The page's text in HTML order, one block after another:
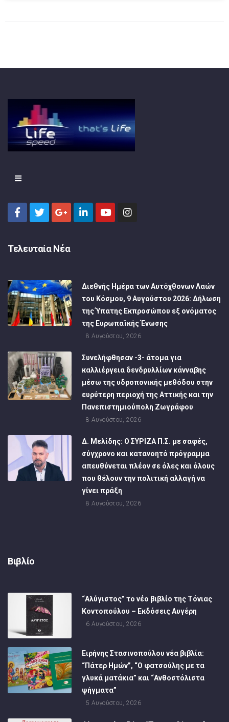
Τελευταία Νέα
Διεθνής Ημέρα των Αυτόχθονων Λαών
του Κόσμου, 9 Αυγούστου 2026: Δήλωση
της Ύπατης Εκπροσώπου εξ ονόματος
της Ευρωπαϊκής Ένωσης
8 Αυγούστου, 2026
Συνελήφθησαν -3- άτομα για
καλλιέργεια δενδρυλλίων κάνναβης
μέσω της υδροπονικής μεθόδου στην
ευρύτερη περιοχή της Αττικής και την
Πανεπιστημιούπολη Ζωγράφου
8 Αυγούστου, 2026
Δ. Μελίδης: Ο ΣΥΡΙΖΑ Π.Σ. με σαφές,
σύγχρονο και κατανοητό πρόγραμμα
απευθύνεται πλέον σε όλες και όλους
που θέλουν την πολιτική αλλαγή να
γίνει πράξη
8 Αυγούστου, 2026
Βιβλίο
“Αλύγιστος” το νέο βιβλίο της Τόνιας
Κοντοπούλου – Εκδόσεις Αυγέρη
6 Αυγούστου, 2026
Ειρήνης Στασινοπούλου νέα βιβλία:
“Πάτερ Ημών”, “Ο φατσούλης με τα
γλυκά ματάκια” και “Ανθοστόλιστα
ψήγματα”
5 Αυγούστου, 2026